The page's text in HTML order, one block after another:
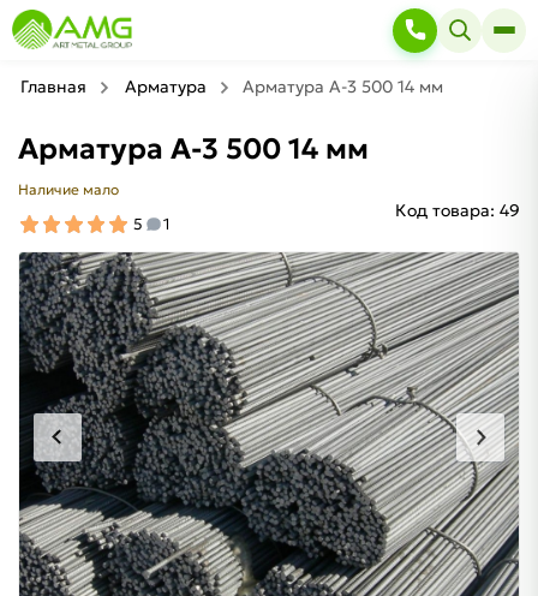
Главная Арматура Арматура A-3 500 14 мм
Арматура A-3 500 14 мм
Наличие мало
5 1
Код товара: 49